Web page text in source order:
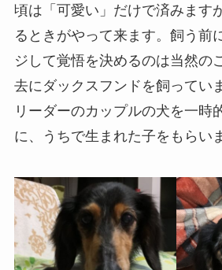
頃は「可愛い」だけで済みます
るときがやって来ます。飼う前
ジして覚悟を決めるのは当然の
去にダックスフンドを飼ってい
リーダーのカップルの犬を一時
に、うちで生まれた子をもらい